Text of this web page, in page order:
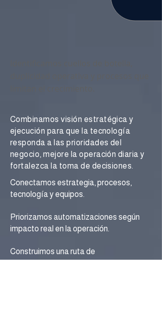
Combinamos visión estratégica y
ejecución para que la tecnología
responda a las prioridades del
negocio, mejore la operación diaria y
fortalezca la toma de decisiones.
Conectamos estrategia, procesos,
tecnología y equipos.
Priorizamos automatizaciones según
impacto real en la operación.
Construimos una ruta de